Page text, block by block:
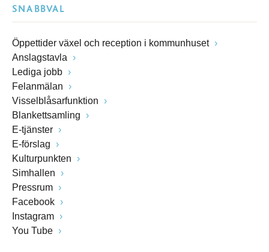
SNABBVAL
Öppettider växel och reception i kommunhuset
Anslagstavla
Lediga jobb
Felanmälan
Visselblåsarfunktion
Blankettsamling
E-tjänster
E-förslag
Kulturpunkten
Simhallen
Pressrum
Facebook
Instagram
You Tube